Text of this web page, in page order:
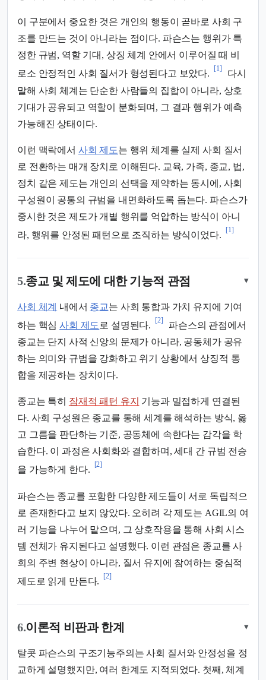
이 구분에서 중요한 것은 개인의 행동이 곧바로 사회 구
조를 만드는 것이 아니라는 점이다. 파슨스는 행위가 특
정한 규범, 역할 기대, 상징 체계 안에서 이루어질 때 비
로소 안정적인 사회 질서가 형성된다고 보았다.
[1]
다시
말해 사회 체계는 단순한 사람들의 집합이 아니라, 상호
기대가 공유되고 역할이 분화되며, 그 결과 행위가 예측
가능해진 상태이다.
이런 맥락에서 사회 제도는 행위 체계를 실제 사회 질서
로 전환하는 매개 장치로 이해된다. 교육, 가족, 종교, 법,
정치 같은 제도는 개인의 선택을 제약하는 동시에, 사회
구성원이 공통의 규범을 내면화하도록 돕는다. 파슨스가
중시한 것은 제도가 개별 행위를 억압하는 방식이 아니
라, 행위를 안정된 패턴으로 조직하는 방식이었다.
[1]
5.종교 및 제도에 대한 기능적 관점 ▾
사회 체계 내에서 종교는 사회 통합과 가치 유지에 기여
하는 핵심사회 제도 로 설명된다.
[2]
파슨스의 관점에서
종교는 단지 사적 신앙의 문제가 아니라, 공동체가 공유
하는 의미와 규범을 강화하고 위기 상황에서 상징적 통
합을 제공하는 장치이다.
종교는 특히 잠재적 패턴 유지 기능과 밀접하게 연결된
다. 사회 구성원은 종교를 통해 세계를 해석하는 방식, 옳
고 그름을 판단하는 기준, 공동체에 속한다는 감각을 학
습한다. 이 과정은 사회화와 결합하며, 세대 간 규범 전승
을 가능하게 한다.
[2]
파슨스는 종교를 포함한 다양한 제도들이 서로 독립적으
로 존재한다고 보지 않았다. 오히려 각 제도는 AGIL의 여
러 기능을 나누어 맡으며, 그 상호작용을 통해 사회 시스
템 전체가 유지된다고 설명했다. 이런 관점은 종교를 사
회의 주변 현상이 아니라, 질서 유지에 참여하는 중심적
제도로 읽게 만든다.
[2]
6.이론적 비판과 한계 ▾
탈콧 파슨스의 구조기능주의는 사회 질서와 안정성을 정
교하게 설명했지만, 여러 한계도 지적되었다. 첫째, 체계